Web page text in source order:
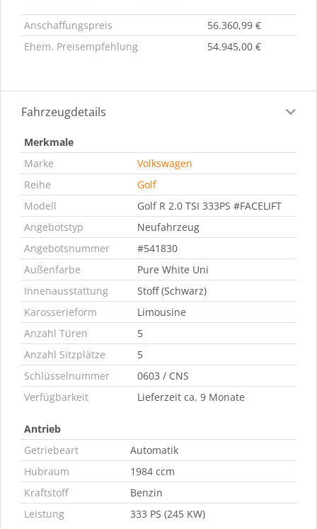
Anschaffungspreis
56.360,99 €
Ehem. Preisempfehlung
54.945,00 €
Fahrzeugdetails
Merkmale
Marke
Volkswagen
Reihe
Golf
Modell
Golf R 2.0 TSI 333PS #FACELIFT
Angebotstyp
Neufahrzeug
Angebotsnummer
#541830
Außenfarbe
Pure White Uni
Innenausstattung
Stoff (Schwarz)
Karosserieform
Limousine
Anzahl Türen
5
Anzahl Sitzplätze
5
Schlüsselnummer
0603 / CNS
Verfügbarkeit
Lieferzeit ca. 9 Monate
Antrieb
Getriebeart
Automatik
Hubraum
1984 ccm
Kraftstoff
Benzin
Leistung
333 PS (245 KW)